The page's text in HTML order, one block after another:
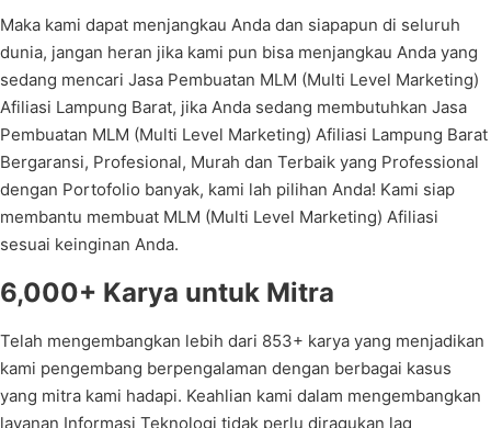
Maka kami dapat menjangkau Anda dan siapapun di seluruh
dunia, jangan heran jika kami pun bisa menjangkau Anda yang
sedang mencari Jasa Pembuatan MLM (Multi Level Marketing)
Afiliasi Lampung Barat, jika Anda sedang membutuhkan Jasa
Pembuatan MLM (Multi Level Marketing) Afiliasi Lampung Barat
Bergaransi, Profesional, Murah dan Terbaik yang Professional
dengan Portofolio banyak, kami lah pilihan Anda! Kami siap
membantu membuat MLM (Multi Level Marketing) Afiliasi
sesuai keinginan Anda.
6,000+ Karya untuk Mitra
Telah mengembangkan lebih dari 853+ karya yang menjadikan
kami pengembang berpengalaman dengan berbagai kasus
yang mitra kami hadapi. Keahlian kami dalam mengembangkan
layanan Informasi Teknologi tidak perlu diragukan lag